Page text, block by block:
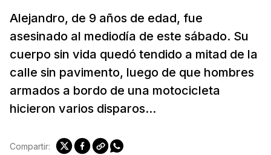
Alejandro, de 9 años de edad, fue
asesinado al mediodía de este sábado. Su
cuerpo sin vida quedó tendido a mitad de la
calle sin pavimento, luego de que hombres
armados a bordo de una motocicleta
hicieron varios disparos...
Compartir: